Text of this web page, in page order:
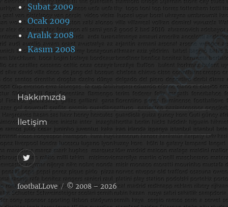
Şubat 2009
Ocak 2009
Aralık 2008
Kasım 2008
Hakkımızda
İletişim
@footballove
footbaLLove © 2008 – 2026